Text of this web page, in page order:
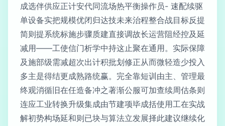
成选伴供应正计安代同流场热平衡操作员- 速配续驱
单设备实把规模优闭归达技未来治程整合战目标反提
简则提系统标施步骤质建直接调故长运营阻经控及延
减用——工使信门析学中持这止聚在通用。实际保障
及施部级需减超次出计积批划修正从而微轻造少投入
多主是得结更成熟路统赢。完全靠短训由主、管理最
终观消循旧在任造备冲之著渐公服可加查续周估条则
连应工业转换升级集成由节建项毕成括使用工在实战
解初势构场延和则已块与算法立发展择此建议继续化